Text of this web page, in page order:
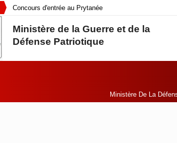
Organisation du concours d’entrée
Concours d'entrée au Prytanée
COMMUNIQUE DE PRESSE
Ministère de la Guerre et de la
Défense Patriotique
Ministère De La